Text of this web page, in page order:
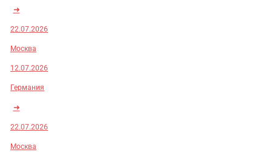
➜
22.07.2026
Москва
12.07.2026
Германия
➜
22.07.2026
Москва